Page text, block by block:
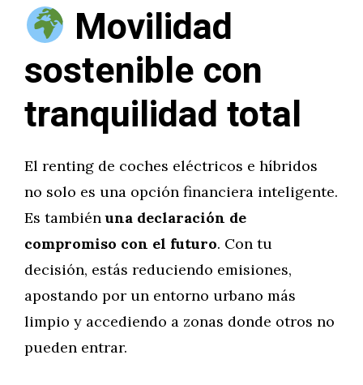
Movilidad
sostenible con
tranquilidad total
El renting de coches eléctricos e híbridos
no solo es una opción financiera inteligente.
Es tambiénuna declaración de
compromiso con el futuro. Con tu
decisión, estás reduciendo emisiones,
apostando por un entorno urbano más
limpio y accediendo a zonas donde otros no
pueden entrar.